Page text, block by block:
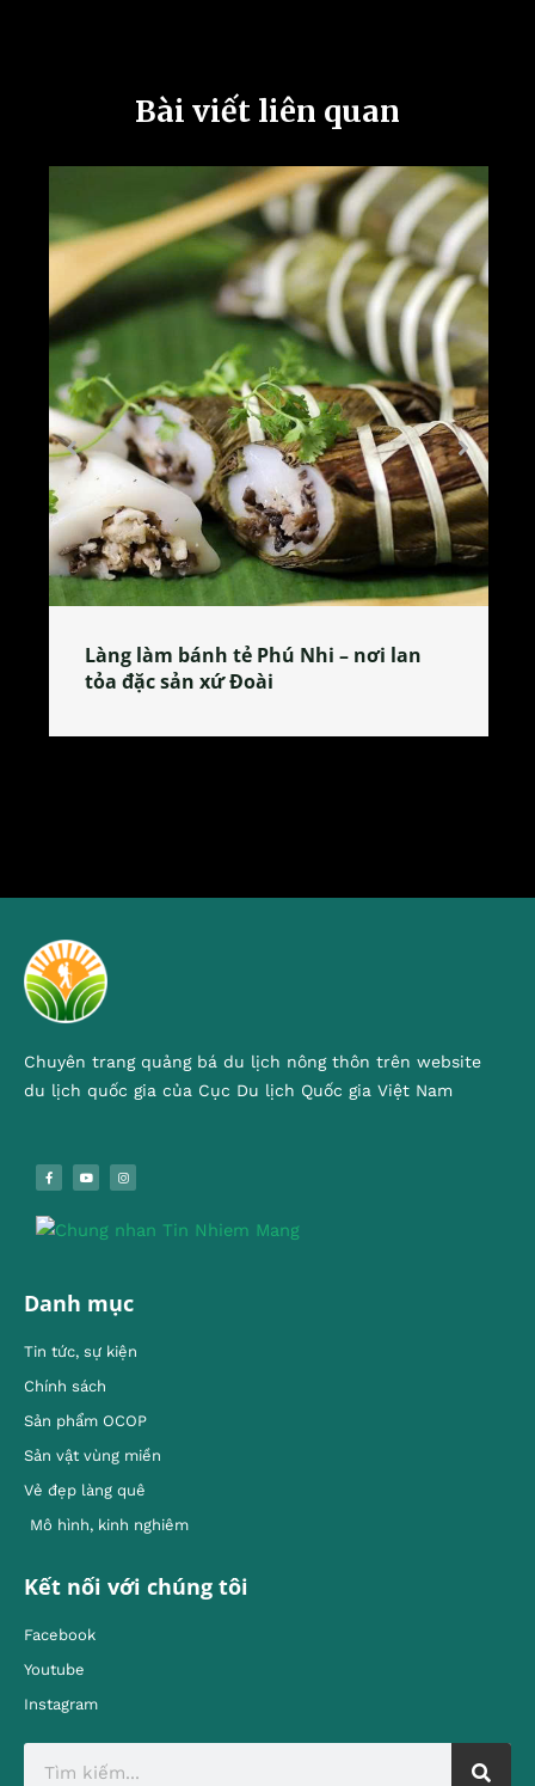
Bài viết liên quan
Làng làm bánh tẻ Phú Nhi – nơi lan
tỏa đặc sản xứ Đoài
Chuyên trang quảng bá du lịch nông thôn trên website
du lịch quốc gia của Cục Du lịch Quốc gia Việt Nam
Danh mục
Tin tức, sự kiện
Chính sách
Sản phẩm OCOP
Sản vật vùng miền
Vẻ đẹp làng quê
Mô hình, kinh nghiêm
Kết nối với chúng tôi
Facebook
Youtube
Instagram